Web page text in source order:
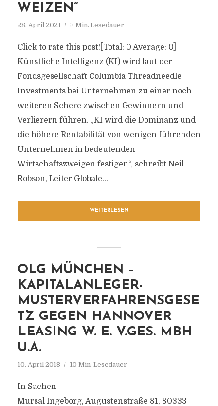
WEIZEN“
28. April 2021 3 Min. Lesedauer
Click to rate this post![Total: 0 Average: 0]
Künstliche Intelligenz (KI) wird laut der
Fondsgesellschaft Columbia Threadneedle
Investments bei Unternehmen zu einer noch
weiteren Schere zwischen Gewinnern und
Verlierern führen. „KI wird die Dominanz und
die höhere Rentabilität von wenigen führenden
Unternehmen in bedeutenden
Wirtschaftszweigen festigen“, schreibt Neil
Robson, Leiter Globale...
WEITERLESEN
OLG MÜNCHEN –
KAPITALANLEGER-
MUSTERVERFAHRENSGESE
TZ GEGEN HANNOVER
LEASING W. E. V.GES. MBH
U.A.
10. April 2018 10 Min. Lesedauer
In Sachen
Mursal Ingeborg, Augustenstraße 81, 80333